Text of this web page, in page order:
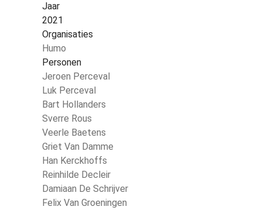
Jaar
2021
Organisaties
Humo
Personen
Jeroen Perceval
Luk Perceval
Bart Hollanders
Sverre Rous
Veerle Baetens
Griet Van Damme
Han Kerckhoffs
Reinhilde Decleir
Damiaan De Schrijver
Felix Van Groeningen